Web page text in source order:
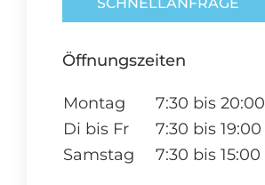
Öffnungszeiten
Montag
7:30 bis 20:00
Di bis Fr
7:30 bis 19:00
Samstag
7:30 bis 15:00